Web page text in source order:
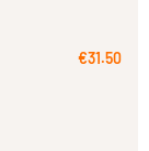
€31.50